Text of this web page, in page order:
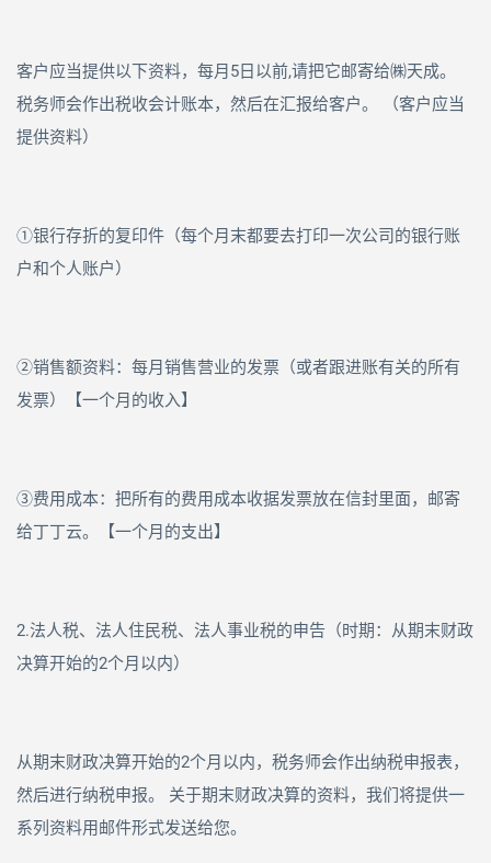
客户应当提供以下资料，每月 5日以前,请把它邮寄给㈱天成。
税务师会作出税收会计账本，然后在汇报给客户。 （客户应当
提供资料）
①银行存折的复印件（每个月末都要去打印一次公司的银行账
户和个人账户）
②销售额资料：每月销售营业的发票（或者跟进账有关的所有
发票）【一个月的收入】
③费用成本：把所有的费用成本收据发票放在信封里面，邮寄
给丁丁云。【一个月的支出】
2.法人税、法人住民税、法人事业税的申告（时期：从期末财政
决算开始的2个月以内）
从期末财政决算开始的2个月以内，税务师会作出纳税申报表，
然后进行纳税申报。 关于期末财政决算的资料，我们将提供一
系列资料用邮件形式发送给您。